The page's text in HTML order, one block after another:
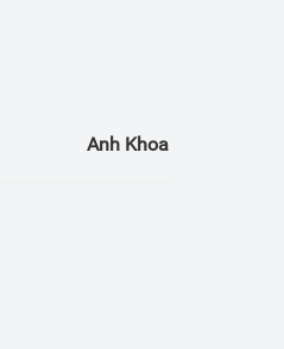
Anh Khoa